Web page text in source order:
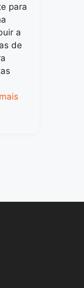
para
a
de